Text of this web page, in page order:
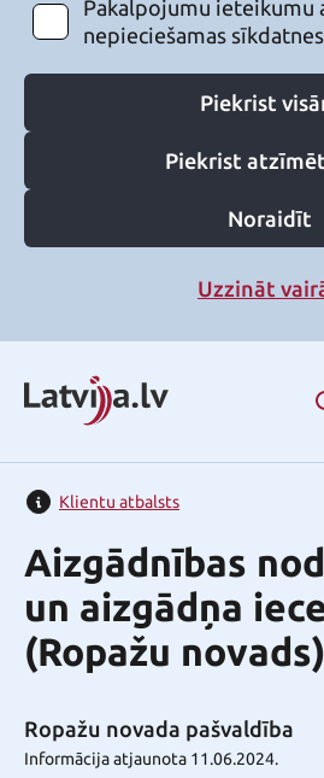
Pakalpojumu ieteikumu
nepieciešamas sīkdatnes
Piekrist
Piekrist
Noraidīt
Uzzināt
Klientu atbalsts
Aizgādnības
un aizgādņa
(Ropažu novads)
Ropažu novada pašvaldība
Informācija atjaunota 11.06.2024.